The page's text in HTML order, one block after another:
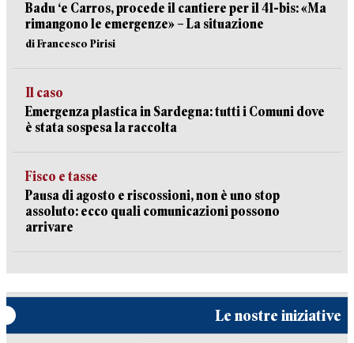
Badu ‘e Carros, procede il cantiere per il 41-bis: «Ma
rimangono le emergenze» – La situazione
di Francesco Pirisi
Il caso
Emergenza plastica in Sardegna: tutti i Comuni dove
è stata sospesa la raccolta
Fisco e tasse
Pausa di agosto e riscossioni, non è uno stop
assoluto: ecco quali comunicazioni possono
arrivare
Le nostre iniziative